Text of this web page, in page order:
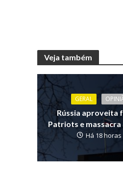
Veja também
GERAL
Rússia aproveita
Patriots e massacra
Há 18 horas